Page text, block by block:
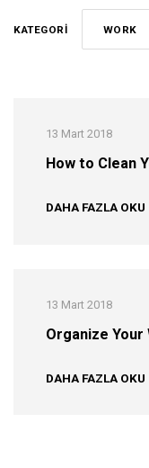
KATEGORI WORK
13 Mart 2018
How to Clean
DAHA FAZLA OKU
13 Mart 2018
Organize Your
DAHA FAZLA OKU